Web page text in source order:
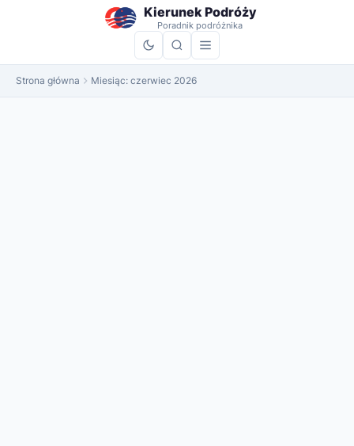
Kierunek Podróży
Poradnik podróżnika
Strona główna Miesiąc: czerwiec 2026